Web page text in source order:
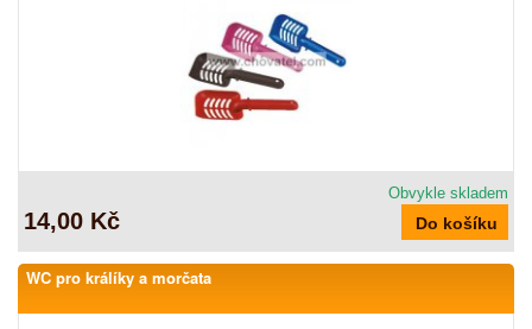
Obvykle skladem
14,00 Kč
WC pro králíky a morčata